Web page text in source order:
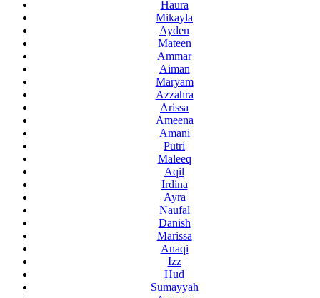
Haura
Mikayla
Ayden
Mateen
Ammar
Aiman
Maryam
Azzahra
Arissa
Ameena
Amani
Putri
Maleeq
Aqil
Irdina
Ayra
Naufal
Danish
Marissa
Anaqi
Izz
Hud
Sumayyah